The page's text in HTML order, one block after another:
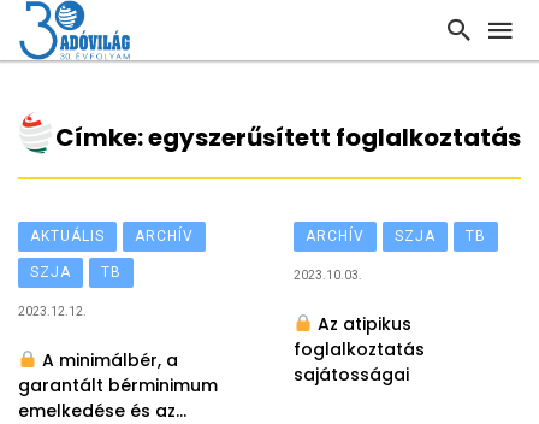
Címke: egyszerűsített foglalkoztatás
AKTUÁLIS ARCHÍV
SZJA TB
2023.12.12.
A minimálbér, a
garantált bérminimum
emelkedése és az
ARCHÍV SZJA TB
2023.10.03.
Az atipikus
foglalkoztatás
sajátosságai